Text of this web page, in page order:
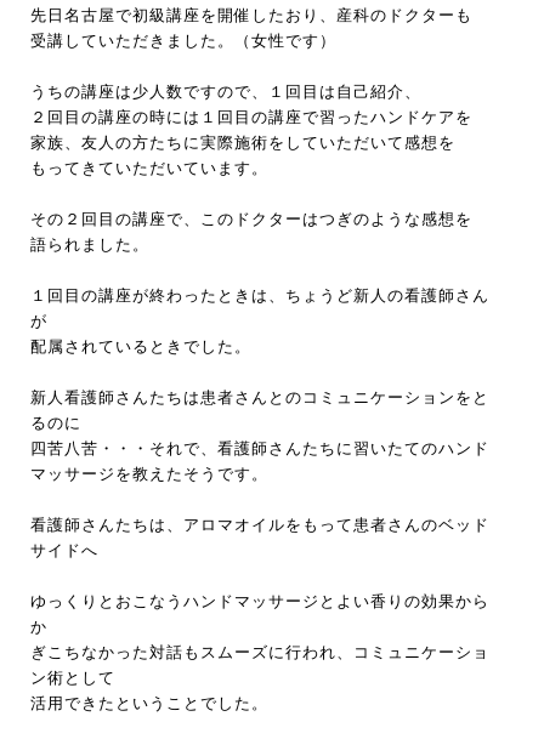
先日名古屋で初級講座を開催したおり、産科のドクターも
受講していただきました。（女性です）
うちの講座は少人数ですので、１回目は自己紹介、
２回目の講座の時には１回目の講座で習ったハンドケアを
家族、友人の方たちに実際施術をしていただいて感想を
もってきていただいています。
その２回目の講座で、このドクターはつぎのような感想を
語られました。
１回目の講座が終わったときは、ちょうど新人の看護師さん
が
配属されているときでした。
新人看護師さんたちは患者さんとのコミュニケーションをと
るのに
四苦八苦・・・それで、看護師さんたちに習いたてのハンド
マッサージを教えたそうです。
看護師さんたちは、アロマオイルをもって患者さんのベッド
サイドへ
ゆっくりとおこなうハンドマッサージとよい香りの効果から
か
ぎこちなかった対話もスムーズに行われ、コミュニケーショ
ン術として
活用できたということでした。